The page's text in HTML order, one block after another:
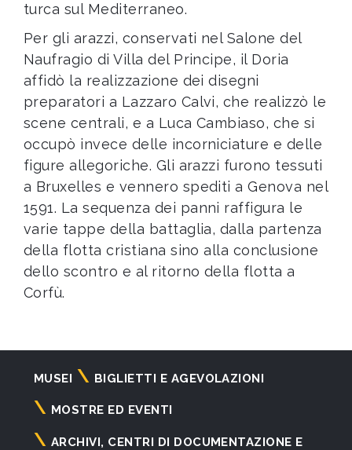
turca sul Mediterraneo.
Per gli arazzi, conservati nel Salone del
Naufragio di Villa del Principe, il Doria
affidò la realizzazione dei disegni
preparatori a Lazzaro Calvi, che realizzò le
scene centrali, e a Luca Cambiaso, che si
occupò invece delle incorniciature e delle
figure allegoriche. Gli arazzi furono tessuti
a Bruxelles e vennero spediti a Genova nel
1591. La sequenza dei panni raffigura le
varie tappe della battaglia, dalla partenza
della flotta cristiana sino alla conclusione
dello scontro e al ritorno della flotta a
Corfù.
Navigazione
principale
MUSEI BIGLIETTI E AGEVOLAZIONI
MOSTRE ED EVENTI
ARCHIVI, CENTRI DI DOCUMENTAZIONE E